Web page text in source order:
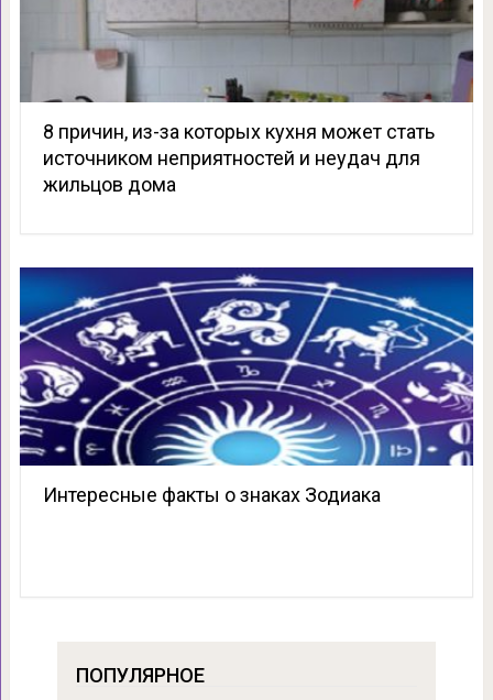
8 причин, из-за которых кухня может стать
источником неприятностей и неудач для
жильцов дома
Интересные факты о знаках Зодиака
ПОПУЛЯРНОЕ